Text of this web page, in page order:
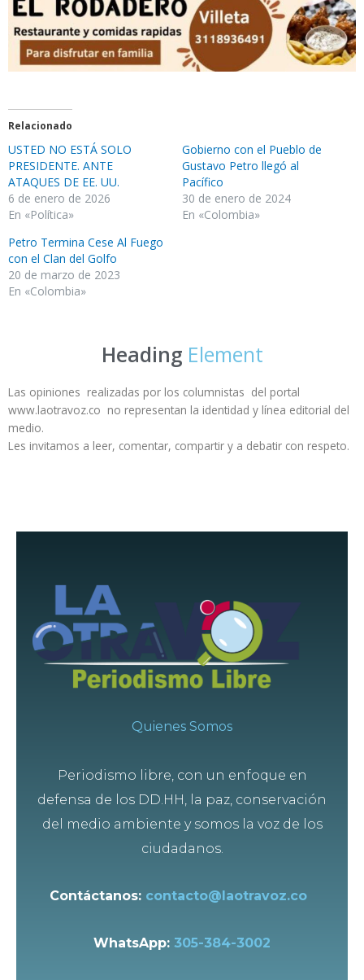
Relacionado
USTED NO ESTÁ SOLO
PRESIDENTE. ANTE
ATAQUES DE EE. UU.
6 de enero de 2026
En «Política»
Gobierno con el Pueblo de
Gustavo Petro llegó al
Pacífico
30 de enero de 2024
En «Colombia»
Petro Termina Cese Al Fuego
con el Clan del Golfo
20 de marzo de 2023
En «Colombia»
Heading Element
Las opiniones realizadas por los columnistas del portal
www.laotravoz.co no representan la identidad y línea editorial del
medio.
Les invitamos a leer, comentar, compartir y a debatir con respeto.
Quienes Somos
Periodismo libre, con un enfoque en
defensa de los DD.HH, la paz, conservación
del medio ambiente y somos la voz de los
ciudadanos.
Contáctanos: contacto@laotravoz.co
WhatsApp: 305-384-3002